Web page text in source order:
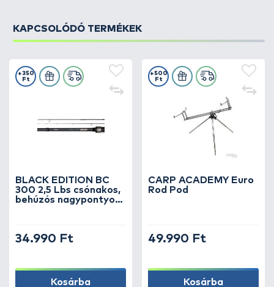
KAPCSOLÓDÓ TERMÉKEK
BLACK EDITION BC
300 2,5 Lbs csónakos,
behúzós nagypontyos
+350
Ft
34.990 Ft
Kosárba
CARP ACADEMY Euro
Rod Pod
+500
Ft
49.990 Ft
Kosárba